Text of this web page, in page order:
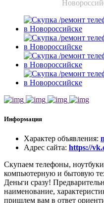
Информация
Характер объявления:
Адрес сайта: https://
Скупаем телефоны,
компьютерную и бытовую
Деньги сразу!
наименование,
пришлем вам в ответ